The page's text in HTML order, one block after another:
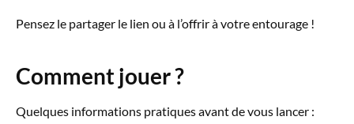
Pensez le partager le lien ou à l’offrir à votre entourage !
Comment jouer ?
Quelques informations pratiques avant de vous lancer :